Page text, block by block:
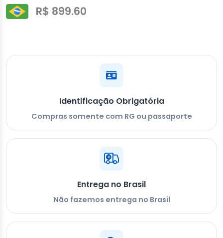
R$ 899.60
Identificação Obrigatória
Compras somente com RG ou passaporte
Entrega no Brasil
Não fazemos entrega no Brasil